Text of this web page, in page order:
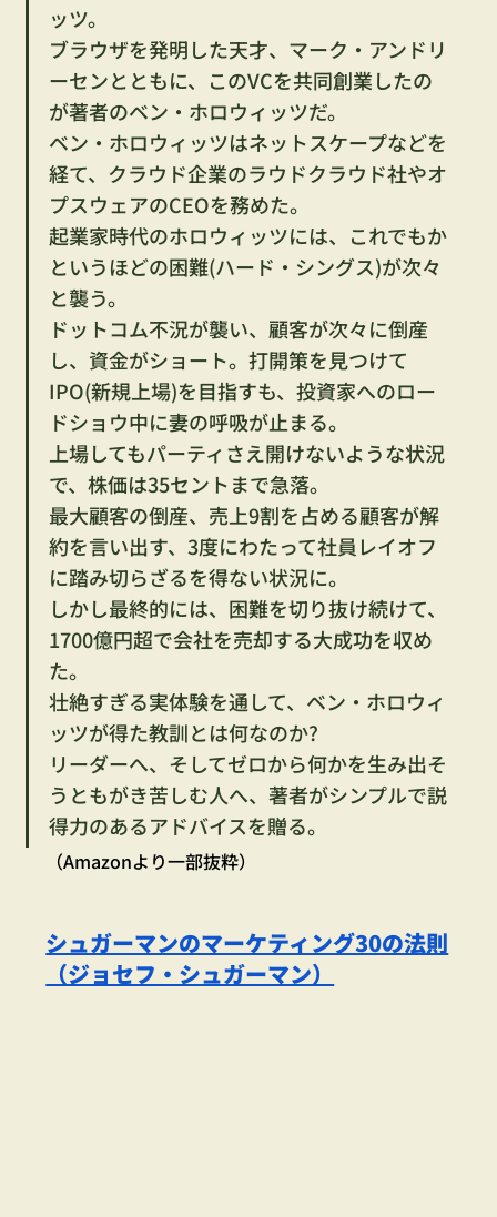
ッツ。
ブラウザを発明した天才、マーク・アンドリ
ーセンとともに、このVCを共同創業したの
が著者のベン・ホロウィッツだ。
ベン・ホロウィッツはネットスケープなどを
経て、クラウド企業のラウドクラウド社やオ
プスウェアのCEOを務めた。
起業家時代のホロウィッツには、これでもか
というほどの困難(ハード・シングス)が次々
と襲う。
ドットコム不況が襲い、顧客が次々に倒産
し、資金がショート。打開策を見つけて
IPO(新規上場)を目指すも、投資家へのロー
ドショウ中に妻の呼吸が止まる。
上場してもパーティさえ開けないような状況
で、株価は35セントまで急落。
最大顧客の倒産、売上9割を占める顧客が解
約を言い出す、3度にわたって社員レイオフ
に踏み切らざるを得ない状況に。
しかし最終的には、困難を切り抜け続けて、
1700億円超で会社を売却する大成功を収め
た。
壮絶すぎる実体験を通して、ベン・ホロウィ
ッツが得た教訓とは何なのか?
リーダーへ、そしてゼロから何かを生み出そ
うともがき苦しむ人へ、著者がシンプルで説
得力のあるアドバイスを贈る。
（Amazonより一部抜粋）
シュガーマンのマーケティング30の法則
（ジョセフ・シュガーマン）